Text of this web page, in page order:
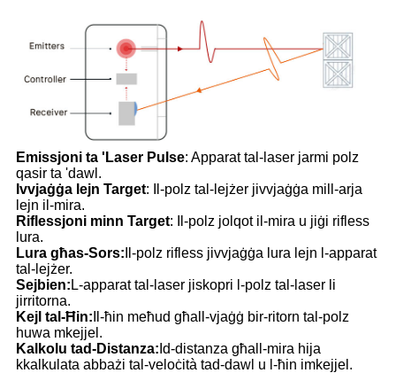
Emissjoni ta 'Laser Pulse: Apparat tal-laser jarmi polz
qasir ta 'dawl.
Ivvjaġġa lejn Target: Il-polz tal-lejżer jivvjaġġa mill-arja
lejn il-mira.
Riflessjoni minn Target: Il-polz jolqot il-mira u jiġi rifless
lura.
Lura għas-Sors: Il-polz rifless jivvjaġġa lura lejn l-apparat
tal-lejżer.
Sejbien: L-apparat tal-laser jiskopri l-polz tal-laser li
jirritorna.
Kejl tal-Ħin: Il-ħin meħud għall-vjaġġ bir-ritorn tal-polz
huwa mkejjel.
Kalkolu tad-Distanza: Id-distanza għall-mira hija
kkalkulata abbażi tal-veloċità tad-dawl u l-ħin imkejjel.